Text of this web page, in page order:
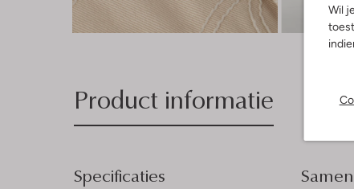
Wil
Product informatie
Specificaties